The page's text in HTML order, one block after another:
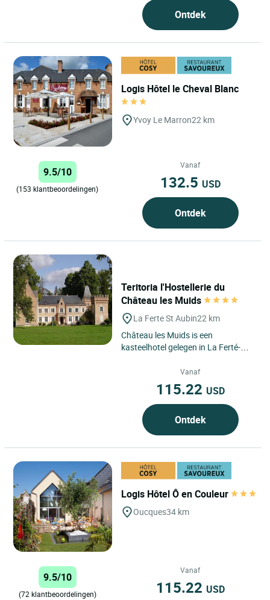
Ontdek
Logis Hôtel le Cheval Blanc
Yvoy Le Marron22 km
9.5/10
(153 klantbeoordelingen)
Vanaf
132.5 USD
Ontdek
Teritoria l'Hostellerie du
Château les Muids
La Ferte St Aubin22 km
Château les Muids is een
kasteelhotel gelegen in La Ferté-
Sologne, in de regio Centre-Val...
Vanaf
115.22 USD
Ontdek
Logis Hôtel Ô en Couleur
Oucques34 km
9.5/10
(72 klantbeoordelingen)
Vanaf
115.22 USD